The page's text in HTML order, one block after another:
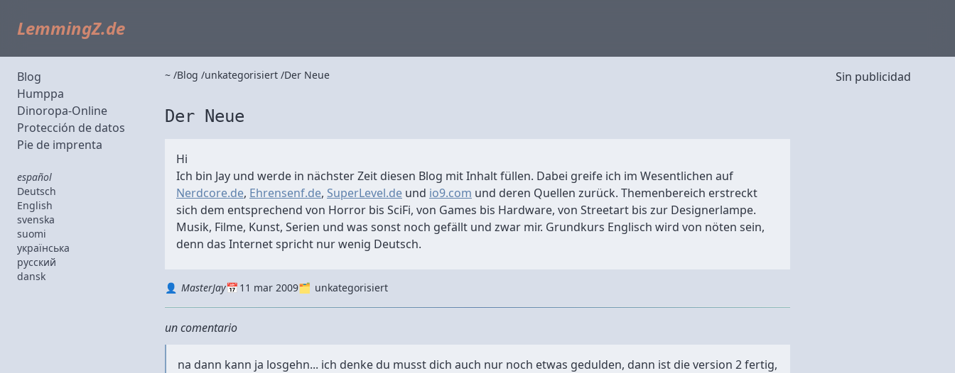
LemmingZ.de
Blog
Humppa
Dinoropa-Online
Protección de datos
Pie de imprenta
español
Deutsch
English
svenska
suomi
українська
русский
dansk
~ Blog unkategorisiert Der Neue
Der Neue
Hi
Ich bin Jay und werde in nächster Zeit diesen Blog mit Inhalt füllen. Dabei greife ich im Wesentlichen auf
Nerdcore.de, Ehrensenf.de, SuperLevel.de und io9.com und deren Quellen zurück. Themenbereich erstreckt
sich dem entsprechend von Horror bis SciFi, von Games bis Hardware, von Streetart bis zur Designerlampe.
Musik, Filme, Kunst, Serien und was sonst noch gefällt und zwar mir. Grundkurs Englisch wird von nöten sein,
denn das Internet spricht nur wenig Deutsch.
AutorMasterJay
Datum 11 mar 2009
Kategorie unkategorisiert
un comentario
na dann kann ja losgehn... ich denke du musst dich auch nur noch etwas gedulden, dann ist die version 2 fertig,
Sin publicidad